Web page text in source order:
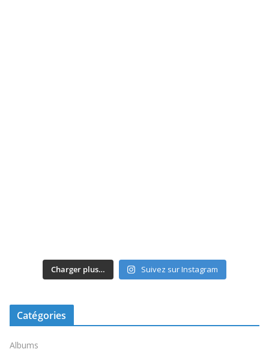
Charger plus… Suivez sur Instagram
Catégories
Albums